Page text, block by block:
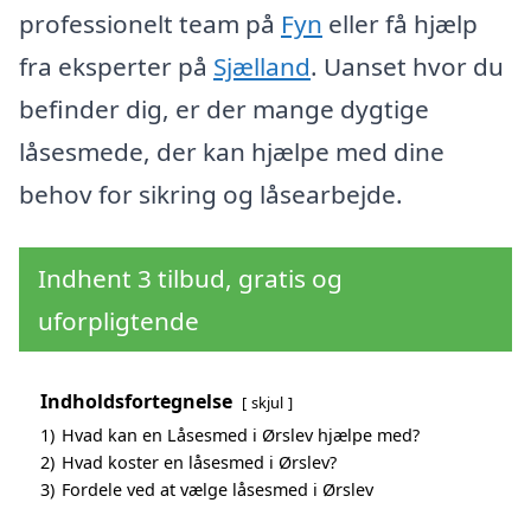
professionelt team på Fyn eller få hjælp
fra eksperter på Sjælland. Uanset hvor du
befinder dig, er der mange dygtige
låsesmede, der kan hjælpe med dine
behov for sikring og låsearbejde.
Indhent 3 tilbud, gratis og
uforpligtende
Indholdsfortegnelse skjul
1) Hvad kan en Låsesmed i Ørslev hjælpe med?
2) Hvad koster en låsesmed i Ørslev?
3) Fordele ved at vælge låsesmed i Ørslev